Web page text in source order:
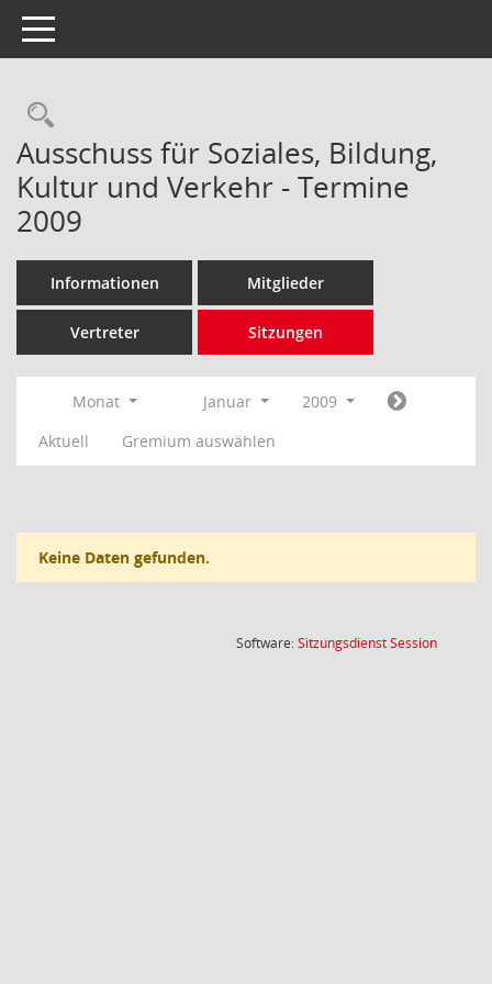
Toggle navigation
Rechercheauswahl
Ausschuss für Soziales, Bildung,
Kultur und Verkehr - Termine
2009
Informationen Mitglieder
Vertreter Sitzungen
Monat Januar
2009
Aktuell
Gremium auswählen
Keine Daten gefunden.
Software:SitzungsdienstSession(Wird in